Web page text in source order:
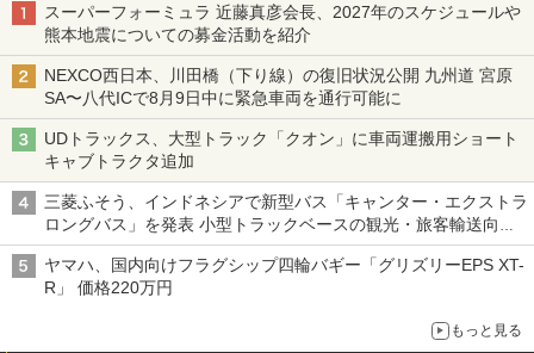
スーパーフォーミュラ 近藤真彦会長、2027年のスケジュールや
熊本地震についての募金活動を紹介
NEXCO西日本、川田橋（下り線）の復旧状況公開 九州道 宮原
SA〜八代ICで8月9日中に緊急車両を通行可能に
UDトラックス、大型トラック「クオン」に車両運搬用ショート
キャブトラクタ追加
三菱ふそう、インドネシアで新型バス「キャンター・エクストラ
ロングバス」を発表 小型トラックベースの観光・旅客輸送向け
バス
ヤマハ、国内向けフラグシップ四輪バギー「グリズリーEPS XT-
R」 価格220万円
もっと見る